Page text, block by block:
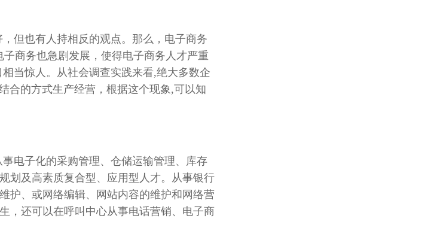
但也有人持相反的观点。那么，电子商务
商务也急剧发展，使得电子商务人才严重
当惊人。从社会调查实践来看,绝大多数企
合的方式生产经营，根据这个现象,可以知
电子化的采购管理、仓储运输管理、库存
划及高素质复合型、应用型人才。从事银行
护、或网络编辑、网站内容的维护和网络营
，还可以在呼叫中心从事电话营销、电子商